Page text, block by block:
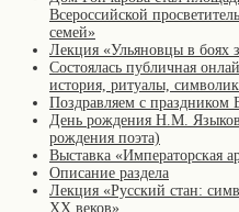
Всероссийской
семей»
Лекция «Ульяновцы в боях
Состоялась публичная
история, ритуалы,
Поздравляем с
День рождения Н.М.
рождения поэта)
Выставка «Императорская
Описание раздела
Лекция «Русский стан:
XX веков»